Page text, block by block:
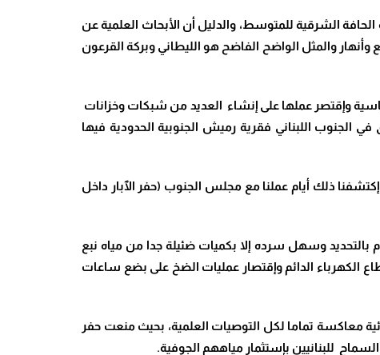
الحافة الشرقية للمتوسط، والدليل أن الأبحاث العلمية عن
والمثل الواضح الفاضح هو الليطاني وبركة القرعون
وإقتصر عملها على إنشاء العديد من شبكات وخزانات
الجنوب اللبناني فقرية رميش الجنوبية الحدودية فيها
شبكة رابعة لبيع المياه للمواطنين ب٣ دولار للمتر المكعب كما إكتشفنا ذلك أيام عملنا مع مجلس الجنوب (حفر الٱبار داخل
بالتحديد وسهل سرده إلا بكميات ضئيلة جدا من مياه نبع
الكهرباء الدائم وإقتصار عمليات الضخ على بضع ساعات
معاكسة تماما لكل التوصيات العلمية، بحيث منعت حفر
للبنانيين بإستثمار مياههم الجوفية.